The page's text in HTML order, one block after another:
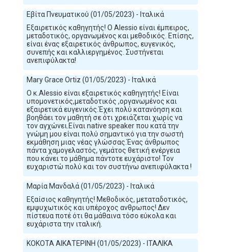
Εβίτα Πνευματικού (01/05/2023) - Ιταλικά
Εξαιρετικός καθηγητής! Ο Alessio είναι έμπειρος,
μεταδοτικός, οργανωμένος και μεθοδικός. Επίσης,
είναι ένας εξαιρετικός άνθρωπος, ευγενικός,
συνεπής και καλλιεργημένος. Συστήνεται
ανεπιφύλακτα!
Mary Grace Ortiz (01/05/2023) - Ιταλικά
Ο κ.Alessio είναι εξαιρετικός καθηγητής! Είναι
υπομονετικός,μεταδοτικός ,οργανωμένος και
εξαιρετικά ευγενικός.Έχει πολύ κατανόηση και
βοηθάει τον μαθητή σε ότι χρειάζεται χωρίς να
τον αγχώνει.Είναι native speaker που κατά την
γνώμη μου είναι πολύ σημαντικό για την σωστή
εκμάθηση μιας νέας γλώσσας.Ένας άνθρωπος
πάντα χαμογελαστός, γεμάτος θετική ενέργεια
που κάνει το μάθημα πάντοτε ευχάριστο! Τον
ευχαριστώ πολύ και τον συστήνω ανεπιφύλακτα !
Μαρία Μανδαλά (01/05/2023) - Ιταλικά
Εξαίσιος καθηγητής! Μεθοδικός, μεταταδοτικός,
εμψυχωτικός και υπέροχος ανθρωπος! Δεν
πίστευα ποτέ ότι θα μάθαινα τόσο εύκολα και
ευχάριστα την ιταλική.
ΚΟΚΟΤΑ ΑΙΚΑΤΕΡΙΝΗ (01/05/2023) - ΙΤΑΛΙΚΑ